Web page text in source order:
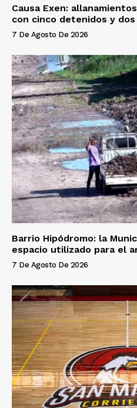
Causa Exen:
con cinco detenidos y
7 De Agosto De 2026
Barrio Hipódromo: la
espacio utilizado para el
7 De Agosto De 2026